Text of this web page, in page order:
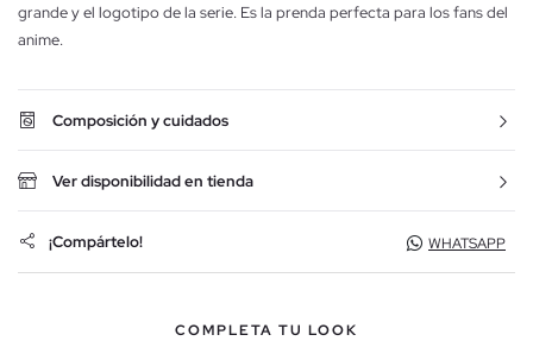
grande y el logotipo de la serie. Es la prenda perfecta para los fans del
anime.
Composición y cuidados
Ver disponibilidad en tienda
¡Compártelo! WHATSAPP
COMPLETA TU LOOK